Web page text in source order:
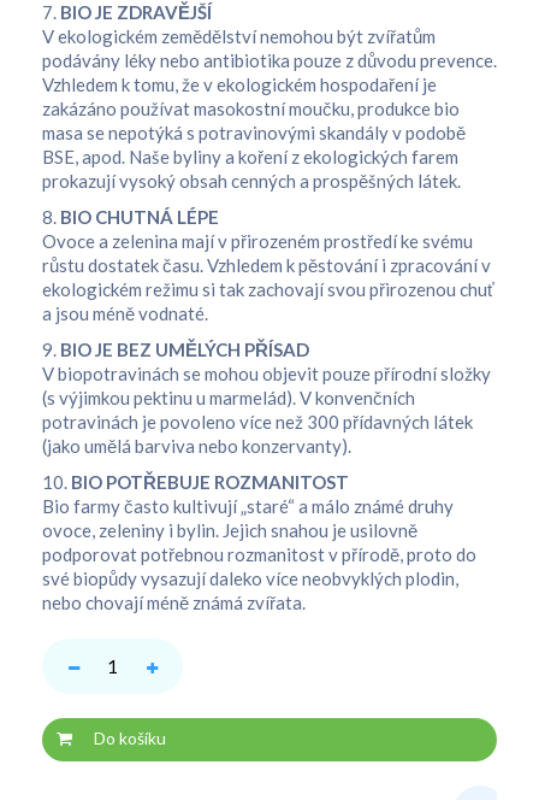
7. BIO JE ZDRAVĚJŠÍ
V ekologickém zemědělství nemohou být zvířatům
podávány léky nebo antibiotika pouze z důvodu prevence.
Vzhledem k tomu, že v ekologickém hospodaření je
zakázáno používat masokostní moučku, produkce bio
masa se nepotýká s potravinovými skandály v podobě
BSE, apod. Naše byliny a koření z ekologických farem
prokazují vysoký obsah cenných a prospěšných látek.
8. BIO CHUTNÁ LÉPE
Ovoce a zelenina mají v přirozeném prostředí ke svému
růstu dostatek času. Vzhledem k pěstování i zpracování v
ekologickém režimu si tak zachovají svou přirozenou chuť
a jsou méně vodnaté.
9. BIO JE BEZ UMĚLÝCH PŘÍSAD
V biopotravinách se mohou objevit pouze přírodní složky
(s výjimkou pektinu u marmelád). V konvenčních
potravinách je povoleno více než 300 přídavných látek
(jako umělá barviva nebo konzervanty).
10. BIO POTŘEBUJE ROZMANITOST
Bio farmy často kultivují „staré“ a málo známé druhy
ovoce, zeleniny i bylin. Jejich snahou je usilovně
podporovat potřebnou rozmanitost v přírodě, proto do
své biopůdy vysazují daleko více neobvyklých plodin,
nebo chovají méně známá zvířata.
Do košíku